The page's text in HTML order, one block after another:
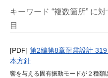
キーワード “複数箇所” に
目
[PDF] 第2編第8章耐震設計
本方針
響を与える固有振動モードが２種